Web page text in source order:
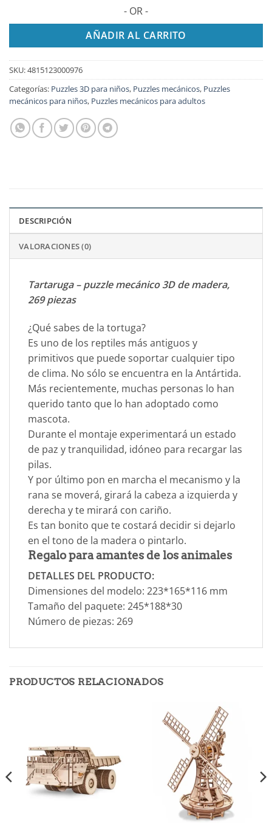
- OR -
AÑADIR AL CARRITO
SKU:4815123000976
Categorías: Puzzles 3D para niños, Puzzles mecánicos, Puzzles
mecánicos para niños, Puzzles mecánicos para adultos
DESCRIPCIÓN
VALORACIONES (0)
Tartaruga – puzzle mecánico 3D de madera,
269 piezas
¿Qué sabes de la tortuga?
Es uno de los reptiles más antiguos y
primitivos que puede soportar cualquier tipo
de clima. No sólo se encuentra en la Antártida.
Más recientemente, muchas personas lo han
querido tanto que lo han adoptado como
mascota.
Durante el montaje experimentará un estado
de paz y tranquilidad, idóneo para recargar las
pilas.
Y por último pon en marcha el mecanismo y la
rana se moverá, girará la cabeza a izquierda y
derecha y te mirará con cariño.
Es tan bonito que te costará decidir si dejarlo
en el tono de la madera o pintarlo.
Regalo para amantes de los animales
DETALLES DEL PRODUCTO:
Dimensiones del modelo: 223*165*116 mm
Tamaño del paquete: 245*188*30
Número de piezas: 269
PRODUCTOS RELACIONADOS